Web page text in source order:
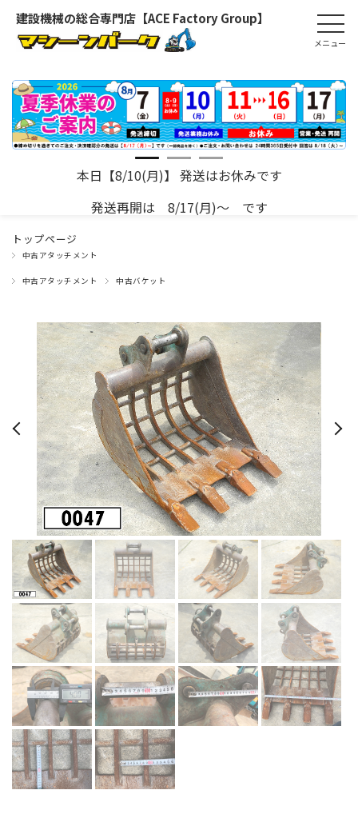
建設機械の総合専門店【ACE Factory Group】
本日【8/10(月)】 発送はお休みです
発送再開は 8/17(月)～ です
トップページ
中古アタッチメント
中古アタッチメント 中古バケット